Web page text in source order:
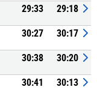
29:33 29:18
30:27 30:17
30:38 30:20
30:41 30:13